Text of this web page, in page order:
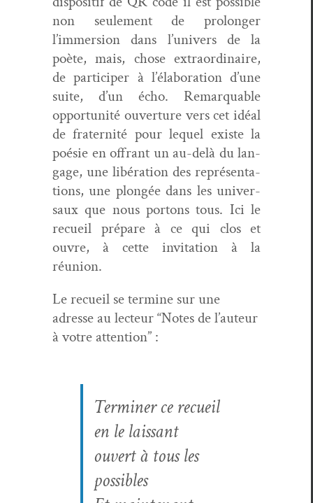
non seule­ment de pro­longer
l’immersion dans l’univers de la
poète, mais, chose extra­or­di­naire,
de par­ticiper à l’élaboration d’une
suite, d’un écho. Remar­quable
oppor­tu­nité ouver­ture vers cet idéal
de fra­ter­nité pour lequel existe la
poésie en offrant un au-delà du lan­
gage, une libéra­tion des représen­ta­
tions, une plongée dans les uni­ver­
saux que nous por­tons tous. Ici le
recueil pré­pare à ce qui clos et
ouvre, à cette invi­ta­tion à la
réunion.
Le recueil se ter­mine sur une
adresse au lecteur “Notes de l’au­teur
à votre attention” :
Ter­min­er ce recueil
en le lais­sant
ouvert à tous les
possibles